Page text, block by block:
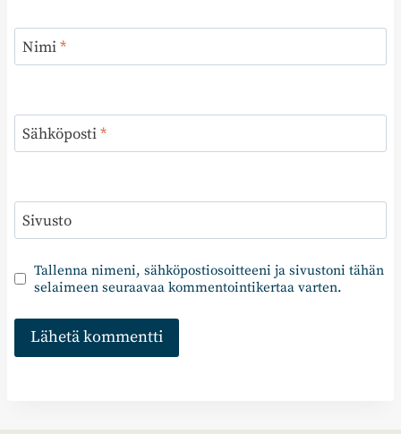
Nimi*
Sähköposti*
Sivusto
Tallenna nimeni, sähköpostiosoitteeni ja sivustoni tähän
selaimeen seuraavaa kommentointikertaa varten.